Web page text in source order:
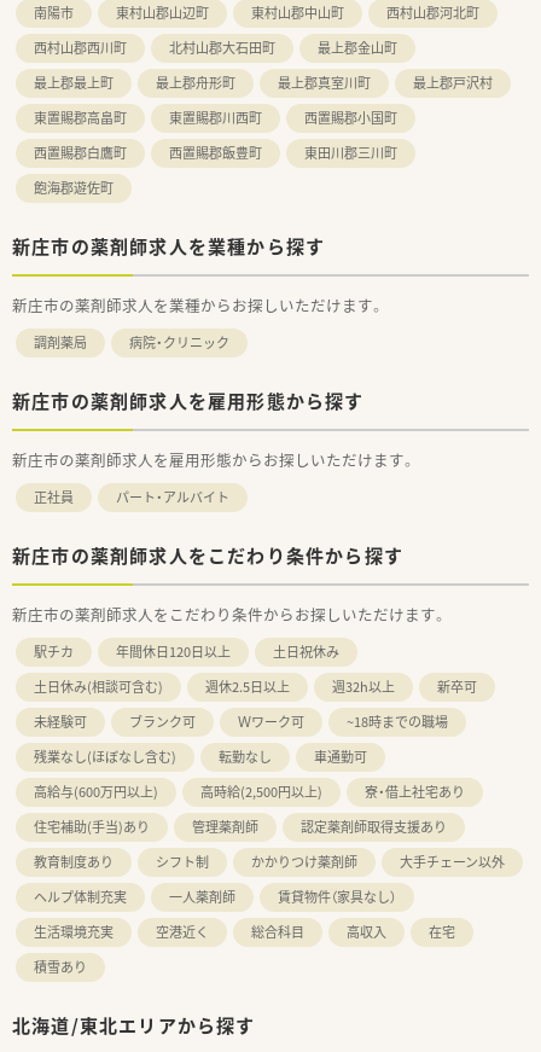
≪こんな方におススメ≫
★地域医療に貢献したい方
★患者様に寄り添った対応ができる方
★かかりつけ薬剤師としてやりがいを感じたい方
★仕事もきっちり、プライベートも充実させたい方
南陽市 東村山郡山辺町 東村山郡中山町
西村山郡河北町
西村山郡西川町
北村山郡大石田町
最上郡金山町
最上郡最上町
最上郡舟形町 最上郡真室川町
最上郡戸沢村
東置賜郡高畠町
東置賜郡川西町
西置賜郡小国町
西置賜郡白鷹町
西置賜郡飯豊町
東田川郡三川町
飽海郡遊佐町
新庄市の薬剤師求人を業種から探す
新庄市の薬剤師求人を業種からお探しいただけます。
調剤薬局 病院・クリニック
新庄市の薬剤師求人を雇用形態から探す
新庄市の薬剤師求人を雇用形態からお探しいただけます。
正社員 パート・アルバイト
新庄市の薬剤師求人をこだわり条件から探す
新庄市の薬剤師求人をこだわり条件からお探しいただけます。
駅チカ 年間休日120日以上
土日祝休み
土日休み(相談可含む)
週休2.5日以上 週32h以上
新卒可
未経験可
ブランク可 Ｗワーク可
~18時までの職場
残業なし(ほぼなし含む)
転勤なし
車通勤可
高給与(600万円以上)
高時給(2,500円以上)
寮・借上社宅あり
住宅補助(手当)あり
管理薬剤師
認定薬剤師取得支援あり
教育制度あり
シフト制 かかりつけ薬剤師
大手チェーン以外
ヘルプ体制充実
一人薬剤師
賃貸物件（家具なし）
生活環境充実
空港近く 総合科目 高収入
在宅
積雪あり
北海道/東北エリアから探す